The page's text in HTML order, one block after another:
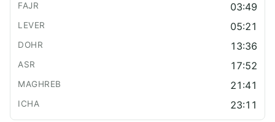
03:49
05:21
13:36
17:52
21:41
23:11